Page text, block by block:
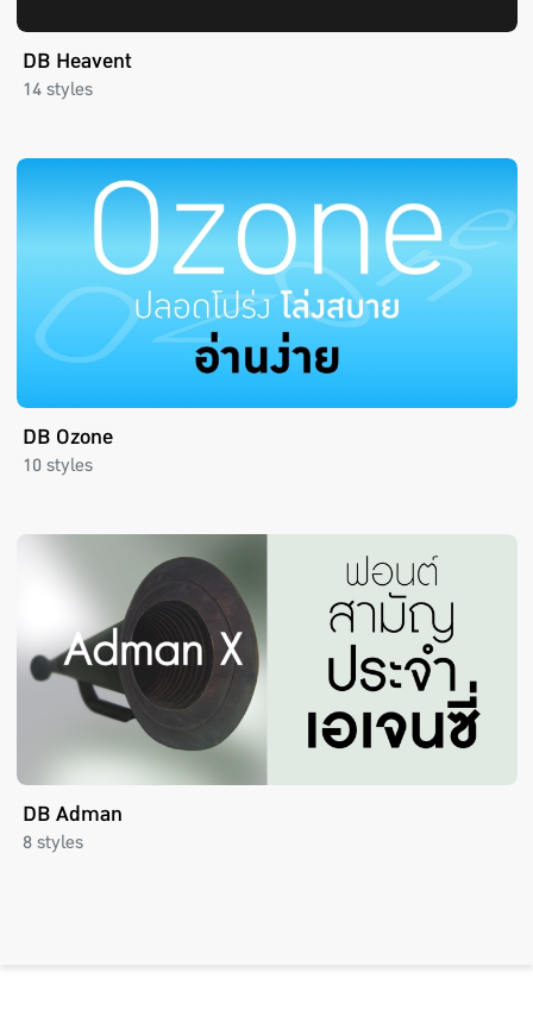
DB Heavent
14 styles
DB Ozone
10 styles
DB Adman
8 styles